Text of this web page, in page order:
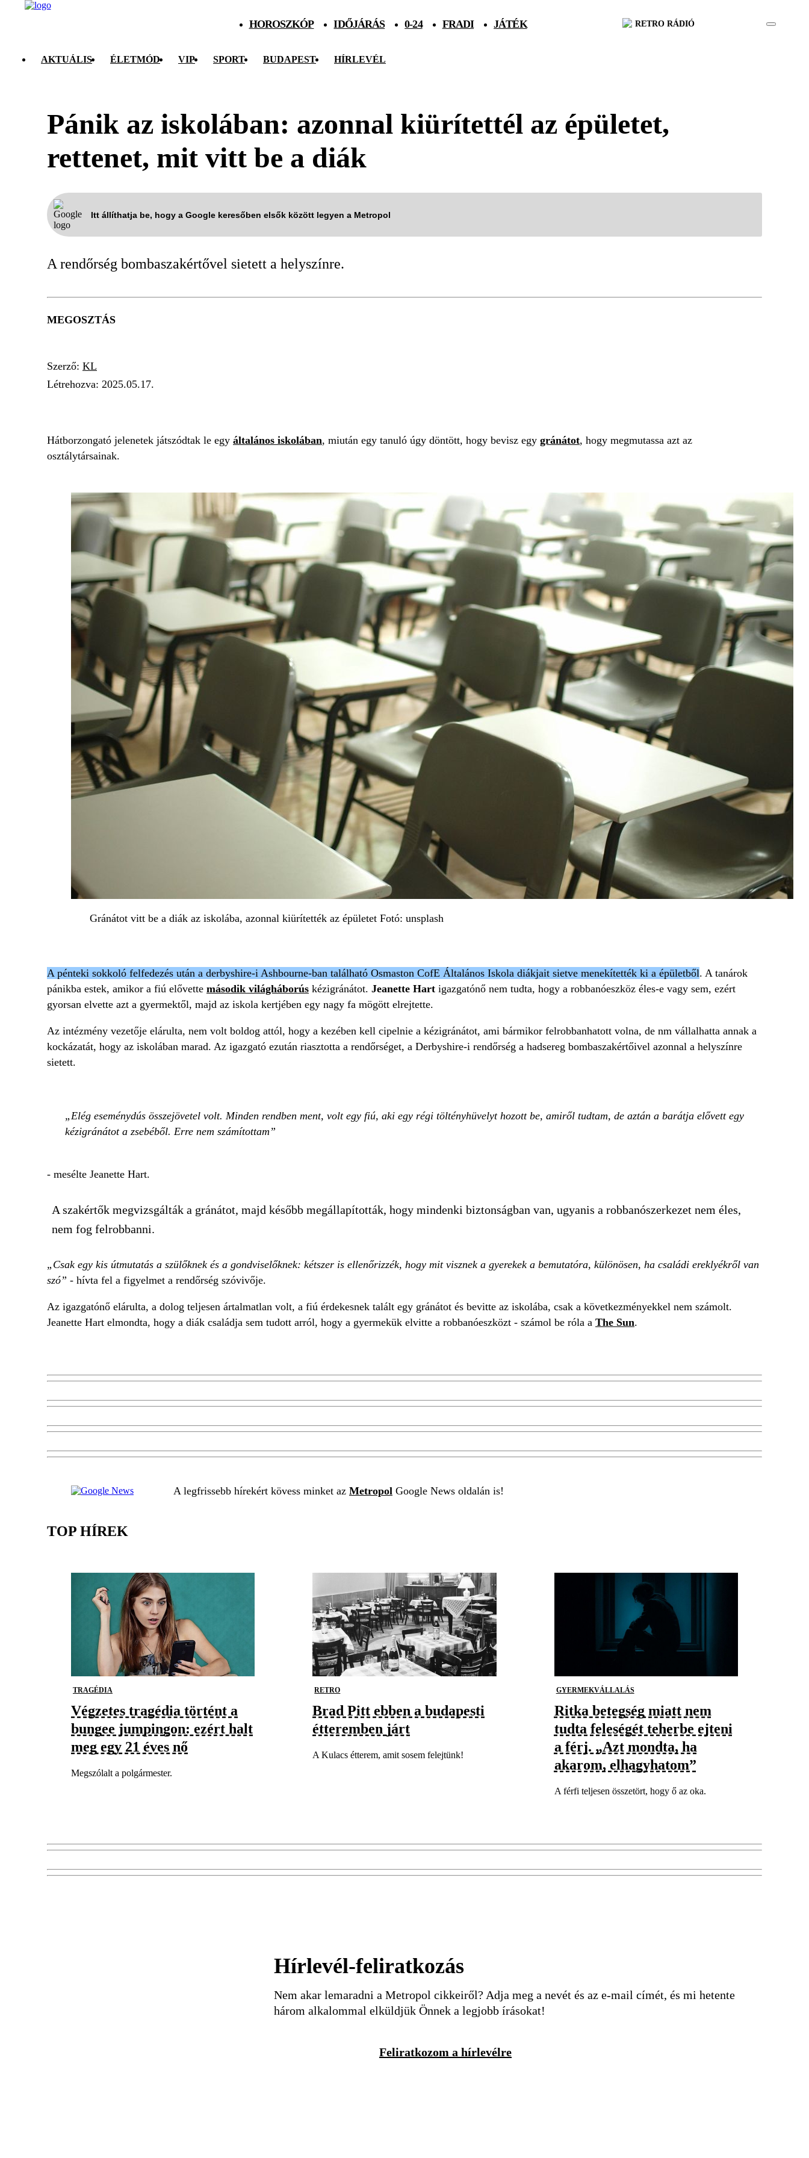
HOROSZKÓP IDŐJÁRÁS 0-24 FRADI JÁTÉK RETRO RÁDIÓ
AKTUÁLIS ÉLETMÓD VIP SPORT BUDAPEST HÍRLEVÉL
Pánik az iskolában: azonnal kiürítettél az épületet,
rettenet, mit vitt be a diák
Itt állíthatja be, hogy a Google keresőben elsők között legyen a Metropol
A rendőrség bombaszakértővel sietett a helyszínre.
MEGOSZTÁS
Szerző: KL
Létrehozva: 2025.05.17.
Hátborzongató jelenetek játszódtak le egy általános iskolában, miután egy tanuló úgy döntött, hogy bevisz egy gránátot, hogy megmutassa azt az
osztálytársainak.
Gránátot vitt be a diák az iskolába, azonnal kiürítették az épületet Fotó: unsplash
A pénteki sokkoló felfedezés után a derbyshire-i Ashbourne-ban található Osmaston CofE Általános Iskola diákjait sietve menekítették ki a épületből. A tanárok
pánikba estek, amikor a fiú elővette második világháborús kézigránátot. Jeanette Hart igazgatónő nem tudta, hogy a robbanóeszköz éles-e vagy sem, ezért
gyorsan elvette azt a gyermektől, majd az iskola kertjében egy nagy fa mögött elrejtette.
Az intézmény vezetője elárulta, nem volt boldog attól, hogy a kezében kell cipelnie a kézigránátot, ami bármikor felrobbanhatott volna, de nm vállalhatta annak a
kockázatát, hogy az iskolában marad. Az igazgató ezután riasztotta a rendőrséget, a Derbyshire-i rendőrség a hadsereg bombaszakértőivel azonnal a helyszínre
sietett.
Elég eseménydús összejövetel volt. Minden rendben ment, volt egy fiú, aki egy régi töltényhüvelyt hozott be, amiről tudtam, de aztán a barátja elővett egy
kézigránátot a zsebéből. Erre nem számítottam
- mesélte Jeanette Hart.
A szakértők megvizsgálták a gránátot, majd később megállapították, hogy mindenki biztonságban van, ugyanis a robbanószerkezet nem éles,
nem fog felrobbanni.
„Csak egy kis útmutatás a szülőknek és a gondviselőknek: kétszer is ellenőrizzék, hogy mit visznek a gyerekek a bemutatóra, különösen, ha családi ereklyékről van
szó” - hívta fel a figyelmet a rendőrség szóvivője.
Az igazgatónő elárulta, a dolog teljesen ártalmatlan volt, a fiú érdekesnek talált egy gránátot és bevitte az iskolába, csak a következményekkel nem számolt.
Jeanette Hart elmondta, hogy a diák családja sem tudott arról, hogy a gyermekük elvitte a robbanóeszközt - számol be róla a The Sun.
A legfrissebb hírekért kövess minket az Metropol Google News oldalán is!
TOP HÍREK
TRAGÉDIA
Végzetes tragédia történt a
bungee jumpingon: ezért halt
meg egy 21 éves nő
Megszólalt a polgármester.
RETRO
Brad Pitt ebben a budapesti
étteremben járt
A Kulacs étterem, amit sosem felejtünk!
GYERMEKVÁLLALÁS
Ritka betegség miatt nem
tudta feleségét teherbe ejteni
a férj. „Azt mondta, ha
akarom, elhagyhatom”
A férfi teljesen összetört, hogy ő az oka.
Hírlevél-feliratkozás
Nem akar lemaradni a Metropol cikkeiről? Adja meg a nevét és az e-mail címét, és mi hetente
három alkalommal elküldjük Önnek a legjobb írásokat!
Feliratkozom a hírlevélre